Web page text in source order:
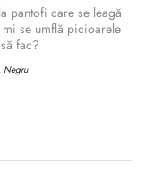
pantofi care se leagă
se umflă picioarele
fac?
Negru